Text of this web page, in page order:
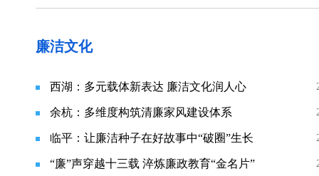
廉洁文化
西湖：多元载体新表达 廉洁文化润人心
余杭：多维度构筑清廉家风建设体系
临平：让廉洁种子在好故事中“破圈”生长
“廉”声穿越十三载 淬炼廉政教育“金名片”